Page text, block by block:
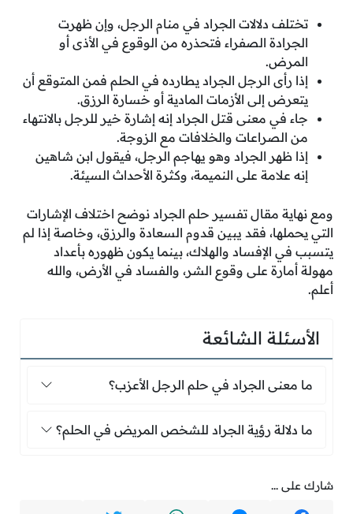
تختلف دلالات الجراد في منام الرجل، وإن ظهرت
الجرادة الصفراء فتحذره من الوقوع في الأذى أو
المرض.
إذا رأى الرجل الجراد يطارده في الحلم فمن المتوقع أن
يتعرض إلى الأزمات المادية أو خسارة الرزق.
جاء في معنى قتل الجراد إنه إشارة خير للرجل بالانتهاء
من الصراعات والخلافات مع الزوجة.
إذا ظهر الجراد وهو يهاجم الرجل، فيقول ابن شاهين
إنه علامة على النميمة، وكثرة الأحداث السيئة.
ومع نهاية مقال تفسير حلم الجراد نوضح اختلاف الإشارات
التي يحملها، فقد يبين قدوم السعادة والرزق، وخاصة إذا لم
يتسبب في الإفساد والهلاك، بينما يكون ظهوره بأعداد
مهولة أمارة على وقوع الشر، والفساد في الأرض، والله
أعلم.
الأسئلة الشائعة
ما معنى الجراد في حلم الرجل الأعزب؟
ما معنى الجراد في حلم الرجل الأعزب؟
ما دلالة رؤية الجراد للشخص المريض في
ما دلالة رؤية الجراد للشخص المريض في الحلم؟
شارك على ...